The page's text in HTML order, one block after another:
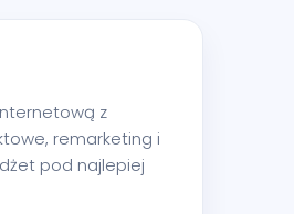
z
remarketing i
pod najlepiej